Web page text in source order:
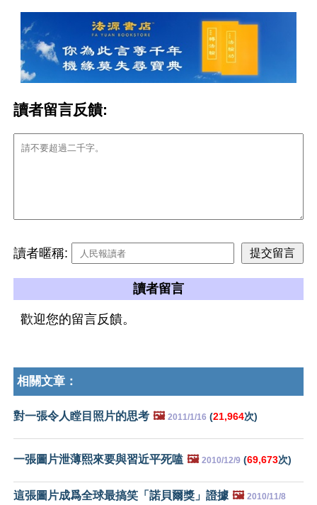
讀者留言反饋:
讀者暱稱:
讀者留言
歡迎您的留言反饋。
相關文章：
對一張令人瞠目照片的思考 🖼️ 2011/1/16 (21,964次)
一張圖片泄薄熙來要與習近平死嗑 🖼️ 2010/12/9 (69,673次)
這張圖片成爲全球最搞笑「諾貝爾獎」證據 🖼️ 2010/11/8